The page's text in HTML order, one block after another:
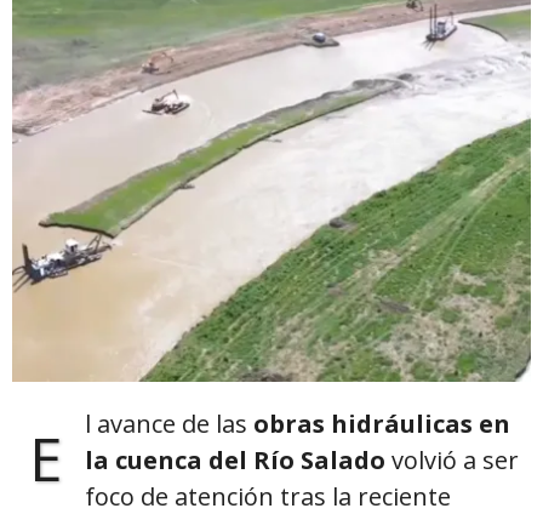
E l avance de las obras hidráulicas en
la cuenca del Río Salado volvió a ser
foco de atención tras la reciente